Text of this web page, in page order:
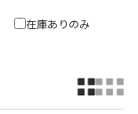
在庫ありのみ